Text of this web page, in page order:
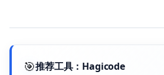
🎯推荐工具： Hagicode